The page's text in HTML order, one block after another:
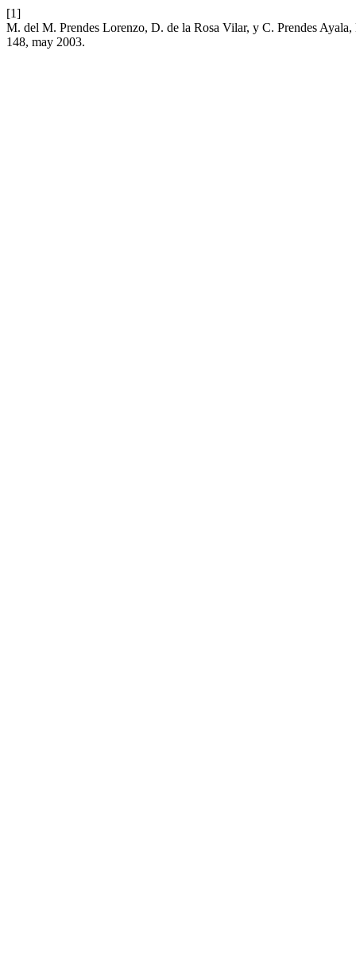
[1]
M. del M. Prendes Lorenzo, D. de la Rosa Vilar, y C. Prendes
148, may 2003.